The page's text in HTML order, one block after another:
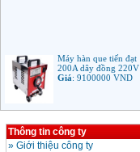
Máy hàn que tiến đạt
200A dây đồng 220V
Giá:9100000VND
Máy hàn que điện tử
Jasic ARC 200 R04
Giá:5100000VND
Thông tin công ty
» Giới thiệu công ty